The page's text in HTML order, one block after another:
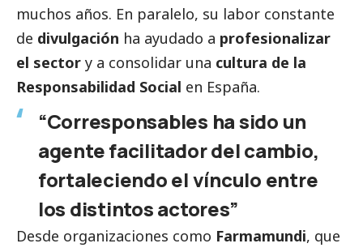
muchos años. En paralelo, su labor constante
de divulgación ha ayudado a profesionalizar
el sector y a consolidar una cultura de la
Responsabilidad Social en España.
“Corresponsables ha sido un
agente facilitador del cambio,
fortaleciendo el vínculo entre
los distintos actores”
Desde organizaciones como Farmamundi, que